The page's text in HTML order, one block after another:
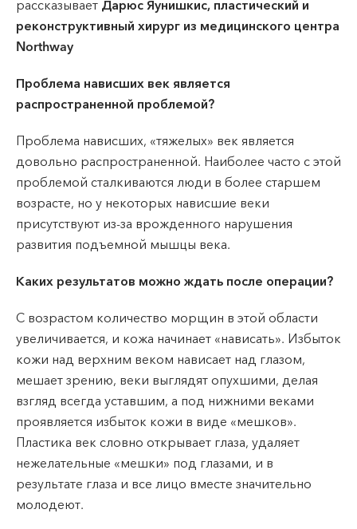
рассказывает Дарюс Яунишкис, пластический и
реконструктивный хирург из медицинского центра
Northway
Проблема нависших век является
распространенной проблемой?
Проблема нависших, «тяжелых» век является
довольно распространенной. Наиболее часто с этой
проблемой сталкиваются люди в более старшем
возрасте, но у некоторых нависшие веки
присутствуют из-за врожденного нарушения
развития подъемной мышцы века.
Каких результатов можно ждать после операции?
С возрастом количество морщин в этой области
увеличивается, и кожа начинает «нависать». Избыток
кожи над верхним веком нависает над глазом,
мешает зрению, веки выглядят опухшими, делая
взгляд всегда уставшим, а под нижними веками
проявляется избыток кожи в виде «мешков».
Пластика век словно открывает глаза, удаляет
нежелательные «мешки» под глазами, и в
результате глаза и все лицо вместе значительно
молодеют.